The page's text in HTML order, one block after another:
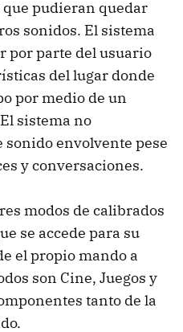
pudieran quedar
sonidos. El sistema
por parte del usuario
del lugar donde
por medio de un
sistema no
sonido envolvente pese
y conversaciones.
modos de calibrados
se accede para su
el propio mando a
son Cine, Juegos y
tanto de la